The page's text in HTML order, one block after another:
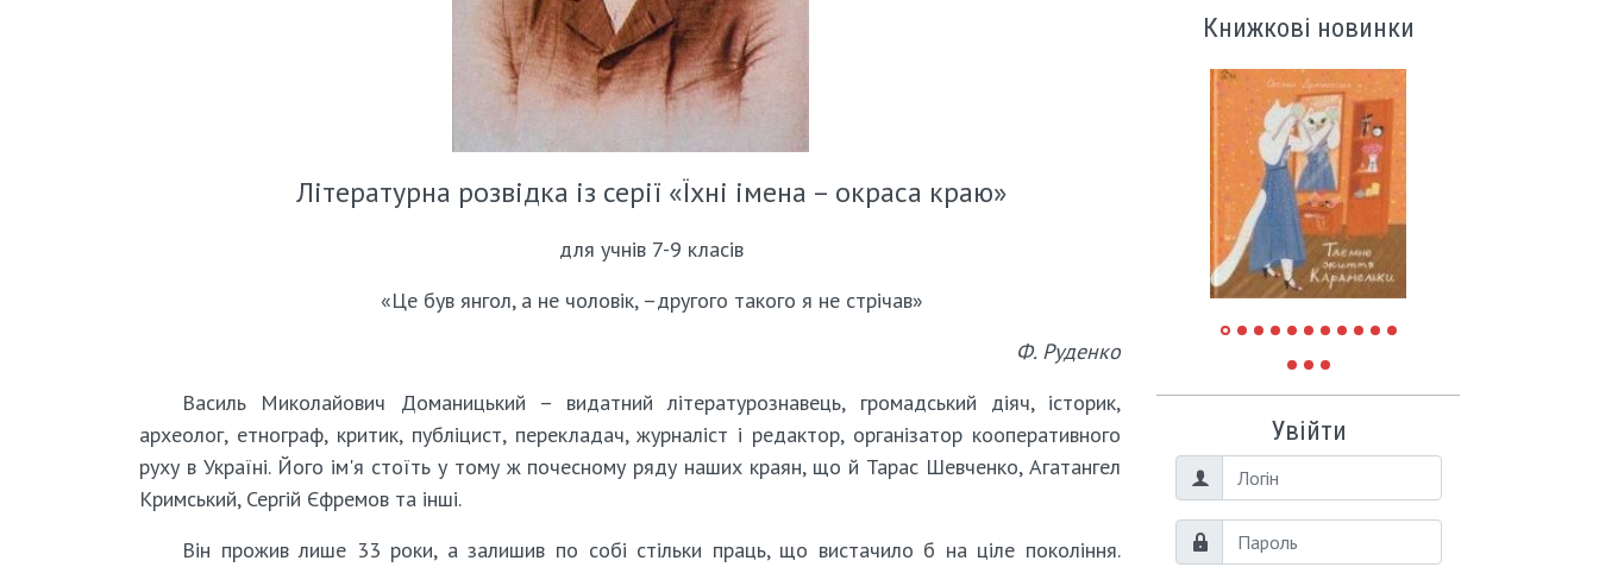
Літературна розвідка із серії «Їхні імена – окраса краю»
для учнів 7-9 класів
«Це був янгол, а не чоловік, –другого такого я не стрічав»
Ф. Руденко
Василь Миколайович Доманицький – видатний літературознавець, громадський діяч, історик,
археолог, етнограф, критик, публіцист, перекладач, журналіст і редактор, організатор кооперативного
руху в Україні. Його ім'я стоїть у тому ж почесному ряду наших краян, що й Тарас Шевченко, Агатангел
Кримський, Сергій Єфремов та інші.
Він прожив лише 33 роки, а залишив по собі стільки праць, що вистачило б на ціле покоління.
Книжкові новинки
Увійти
Логін
Пароль